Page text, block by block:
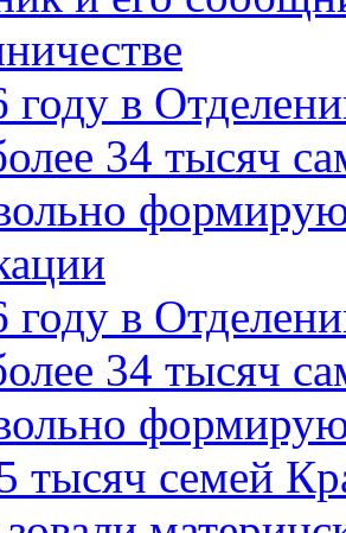
году в
34 тысяч
году в
34 тысяч
тысяч семей